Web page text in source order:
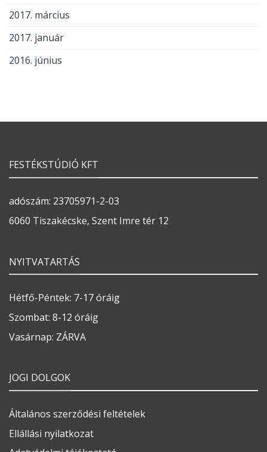
2017. március
2017. január
2016. június
FESTÉKSTÚDIÓ KFT
adószám: 23705971-2-03
6060 Tiszakécske, Szent Imre tér 12
NYITVATARTÁS
Hétfő-Péntek: 7-17 óráig
Szombat: 8-12 óráig
Vasárnap: ZÁRVA
JOGI DOLGOK
Általános szerződési feltételek
Ellállási nyilatkozat